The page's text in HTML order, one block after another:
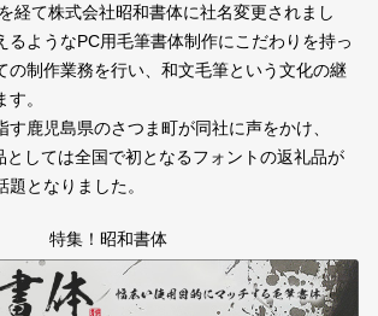
経て株式会社昭和書体に社名変更されまし
るようなPC用毛筆書体制作にこだわりを持っ
の制作業務を行い、和文毛筆という文化の継
。
す鹿児島県のさつま町が同社に声をかけ、
としては全国で初となるフォントの返礼品が
となりました。
特集！昭和書体